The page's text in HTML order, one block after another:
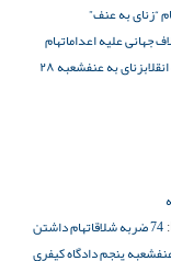
“زنای به عنف”
جهانی علیه اعداماتهام
زنای به عنف
شعبه ۲۸
74 ضربه شلاق
اتهام داشتن
شعبه پنجم دادگاه کیفری